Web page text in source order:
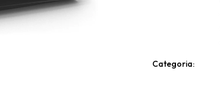
Categoria: